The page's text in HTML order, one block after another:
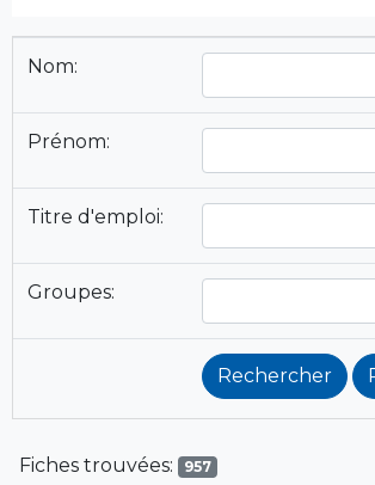
Nom:
Prénom:
Titre d'emploi:
Groupes:
Fiches trouvées: 957